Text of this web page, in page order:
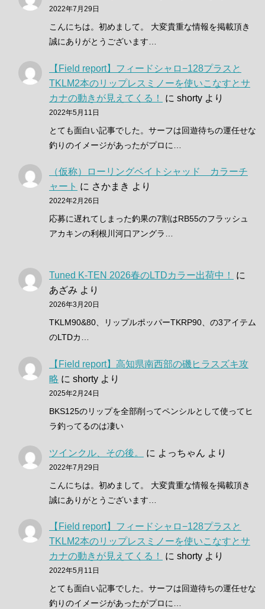
2022年7月29日
こんにちは。初めまして。 大変貴重な情報を掲載頂き
誠にありがとうございます…
【Field report】フィードシャロ−128プラスと
TKLM2本のリップレスミノーを使いこなすとサ
カナの動きが見えてくる！
に shorty より
2022年5月11日
とても面白い記事でした。サーフは回遊待ちの運任せな
釣りのイメージがあったがプロに…
（仮称）ローリングベイトシャッド カラーチ
ャート に さかまき より
2022年2月26日
応募に遅れてしまった釣果の7割はRB55のフラッシュ
アカキンの利根川河口アングラ…
Tuned K-TEN 2026春のLTDカラー出荷中！
に
あざみ より
2026年3月20日
TKLM90&80、リップルポッパーTKRP90、の3アイテム
のLTDカ…
【Field report】高知県南西部の磯ヒラスズキ攻
略 に shorty より
2025年2月24日
BKS125のリップを全部削ってペンシルとして使ってヒ
ラ釣ってるのは凄い
ツインクル、その後。 に よっちゃん より
2022年7月29日
こんにちは。初めまして。 大変貴重な情報を掲載頂き
誠にありがとうございます…
【Field report】フィードシャロ−128プラスと
TKLM2本のリップレスミノーを使いこなすとサ
カナの動きが見えてくる！
に shorty より
2022年5月11日
とても面白い記事でした。サーフは回遊待ちの運任せな
釣りのイメージがあったがプロに…